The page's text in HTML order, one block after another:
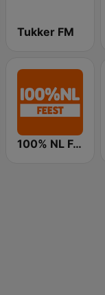
Tukker FM
100% NL Feest